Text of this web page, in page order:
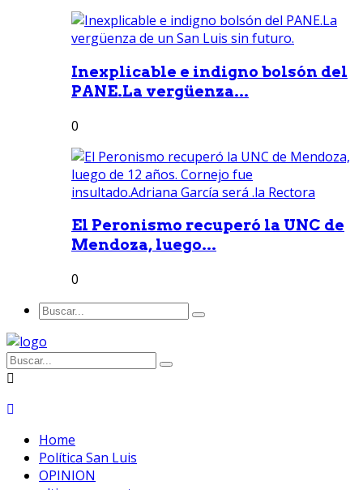
Inexplicable e indigno bolsón del
PANE.La vergüenza...
0
El Peronismo recuperó la UNC de
Mendoza, luego...
0
Home
Política San Luis
OPINION